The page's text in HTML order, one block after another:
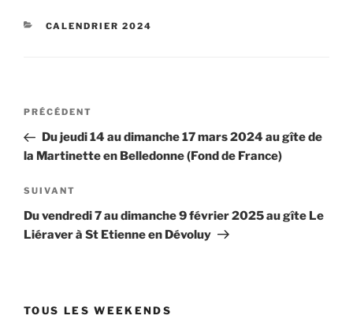
CATÉGORIES
CALENDRIER 2024
Navigation
l’article
Article
précédent
PRÉCÉDENT
Du jeudi 14 au dimanche 17 mars 2024 au gîte de
la Martinette en Belledonne (Fond de France)
Article
suivant
SUIVANT
Du vendredi 7 au dimanche 9 février 2025 au gîte Le
Liéraver à St Etienne en Dévoluy
TOUS LES WEEKENDS